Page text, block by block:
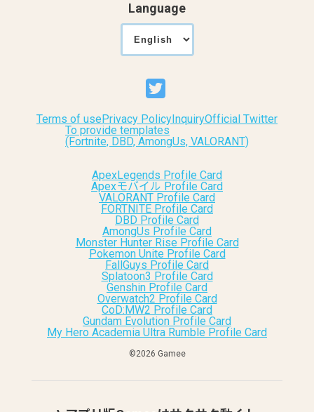
Language
Terms of usePrivacy Policy InquiryOfficial Twitter
To provide templates
(Fortnite, DBD, AmongUs, VALORANT)
ApexLegends Profile Card
Apexモバイル Profile Card
VALORANT Profile Card
FORTNITE Profile Card
DBD Profile Card
AmongUs Profile Card
Monster Hunter Rise Profile Card
Pokemon Unite Profile Card
FallGuys Profile Card
Splatoon3 Profile Card
Genshin Profile Card
Overwatch2 Profile Card
CoD:MW2 Profile Card
Gundam Evolution Profile Card
My Hero Academia Ultra Rumble Profile Card
©︎2026 Gamee